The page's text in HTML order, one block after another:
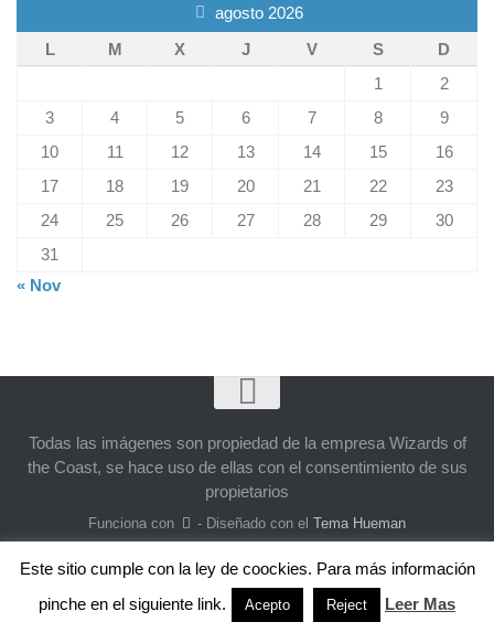
agosto 2026
L
M X J V S
D
1
2
3
4 5 6 7 8
9
10
11 12 13 14 15
16
17
18 19 20 21 22
23
24
25 26 27 28 29
30
31
« Nov
Todas las imágenes son propiedad de la empresa Wizards of
the Coast, se hace uso de ellas con el consentimiento de sus
propietarios
Funciona con - Diseñado con elTema Hueman
Este sitio cumple con la ley de coockies. Para más información
pinche en el siguiente link.
Acepto Reject Leer Mas